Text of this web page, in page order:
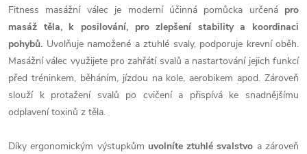
Fitness masážní válec je moderní účinná pomůcka určená pro
masáž těla, k posilování, pro zlepšení stability a koordinaci
pohybů. Uvolňuje namožené a ztuhlé svaly, podporuje krevní oběh.
Masážní válec využijete pro zahřátí svalů a nastartování jejich funkcí
před tréninkem, běháním, jízdou na kole, aerobikem apod. Zároveň
slouží k protažení svalů po cvičení a přispívá ke snadnějšímu
odplavení toxinů z těla.
Díky ergonomickým výstupkům uvolníte ztuhlé svalstvo a zároveň